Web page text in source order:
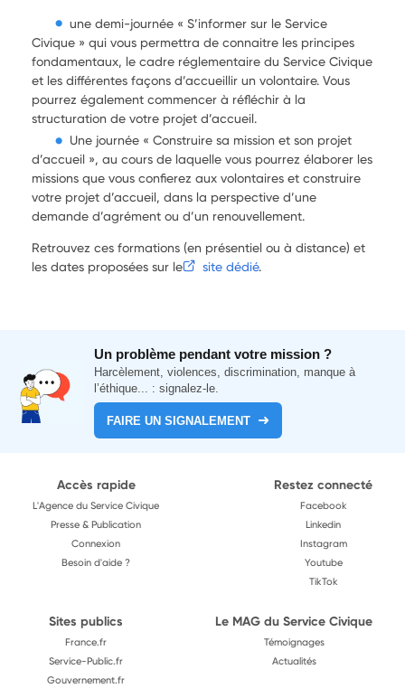
une demi-journée « S’informer sur le Service
Civique » qui vous permettra de connaitre les principes
fondamentaux, le cadre réglementaire du Service Civique
et les différentes façons d’accueillir un volontaire. Vous
pourrez également commencer à réfléchir à la
structuration de votre projet d’accueil.
Une journée « Construire sa mission et son projet
d’accueil », au cours de laquelle vous pourrez élaborer les
missions que vous confierez aux volontaires et construire
votre projet d’accueil, dans la perspective d’une
demande d’agrément ou d’un renouvellement.
Retrouvez ces formations (en présentiel ou à distance) et
les dates proposées sur le
site dédié.
Un problème pendant votre mission ?
Harcèlement, violences, discrimination, manque à
l’éthique... : signalez-le.
FAIRE UN SIGNALEMENT
Accès rapide
L'Agence du Service Civique
Presse & Publication
Connexion
Besoin d'aide ?
Restez connecté
Facebook
Linkedin
Instagram
Youtube
TikTok
Sites publics
France.fr
Service-Public.fr
Gouvernement.fr
Le MAG du Service Civique
Témoignages
Actualités